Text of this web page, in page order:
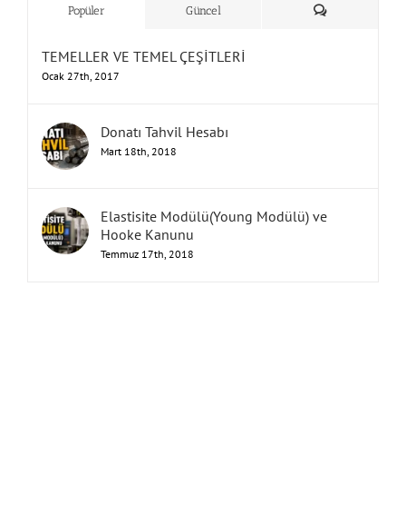
Popüler Güncel Yorum
TEMELLER VE TEMEL ÇEŞİTLERİ
Ocak 27th, 2017
Donatı Tahvil Hesabı
Mart 18th, 2018
Elastisite Modülü(Young Modülü) ve
Hooke Kanunu
Temmuz 17th, 2018